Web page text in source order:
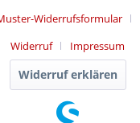
Widerrufsformular
Widerruf
Impressum
Widerruf erklären